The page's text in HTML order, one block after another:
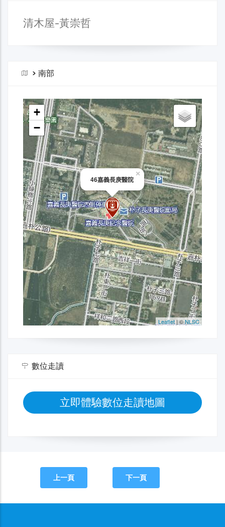
清木屋-黃崇哲
> 南部
數位走讀
立即體驗數位走讀地圖
上一頁 下一頁